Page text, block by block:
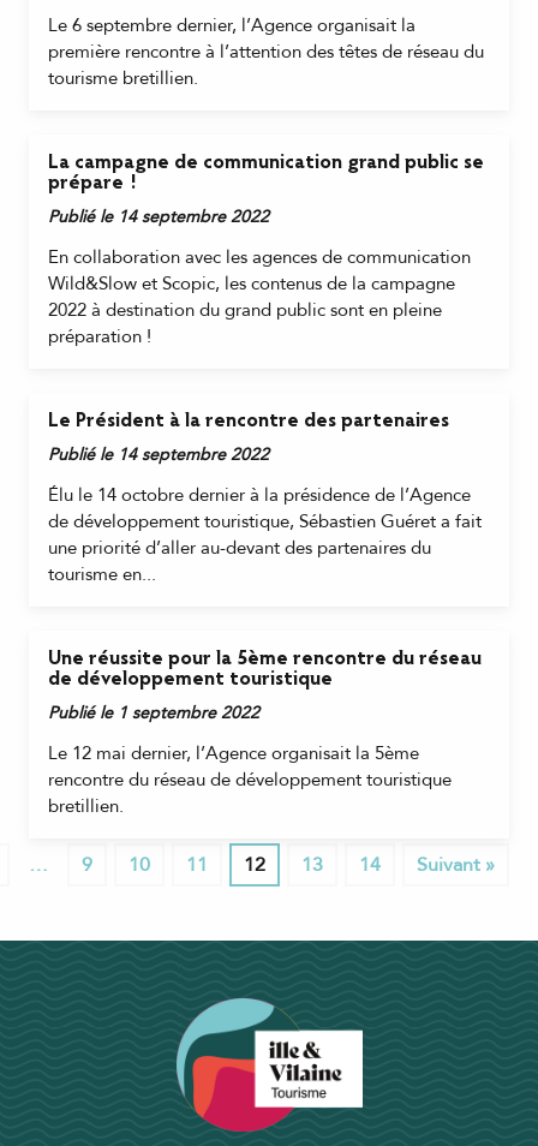
Le 6 septembre dernier, l’Agence organisait la
première rencontre à l’attention des têtes de réseau du
tourisme bretillien.
La campagne de communication grand public se
prépare !
Publié le 14 septembre 2022
En collaboration avec les agences de communication
Wild&Slow et Scopic, les contenus de la campagne
2022 à destination du grand public sont en pleine
préparation !
Le Président à la rencontre des partenaires
Publié le 14 septembre 2022
Élu le 14 octobre dernier à la présidence de l’Agence
de développement touristique, Sébastien Guéret a fait
une priorité d’aller au-devant des partenaires du
tourisme en...
Une réussite pour la 5ème rencontre du réseau
de développement touristique
Publié le 1 septembre 2022
Le 12 mai dernier, l’Agence organisait la 5ème
rencontre du réseau de développement touristique
bretillien.
… 9 10 11 12 13 14 Suivant »